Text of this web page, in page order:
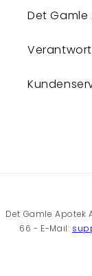
Det Gamle
Det Gamle Apotek
66 - E-Mail: